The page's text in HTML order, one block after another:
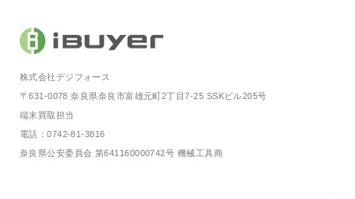
株式会社デジフォース
〒631-0078 奈良県奈良市富雄元町2丁目7-25 SSKビル205号
端末買取担当
電話：0742-81-3816
奈良県公安委員会 第641160000742号 機械工具商